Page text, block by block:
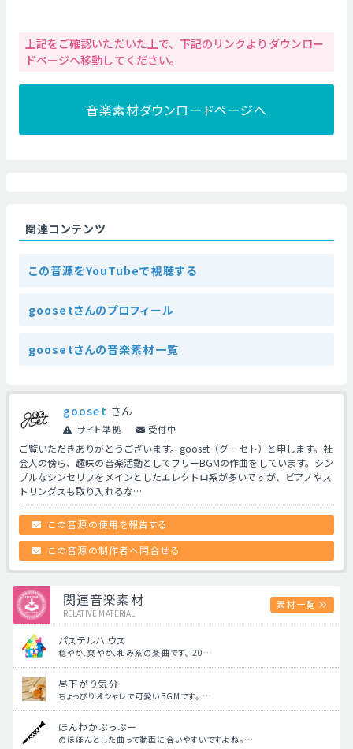
上記をご確認いただいた上で、下記のリンクよりダウンロー
ドページへ移動してください。
音楽素材ダウンロードページへ
関連コンテンツ
この音源をYouTubeで視聴する
goosetさんのプロフィール
goosetさんの音楽素材一覧
gooset さん
サイト準拠 受付中
ご覧いただきありがとうございます。gooset（グーセト）と申します。 ​社
会人の傍ら、趣味の音楽活動としてフリーBGMの作曲をしています。シン
プルなシンセリフをメインとしたエレクトロ系が多いですが、ピアノ​やス
トリングスも取り入れるな…
この音源の使用を報告する
この音源の制作者へ問合せる
関連音楽素材
RELATIVE MATERIAL
素材一覧
パステルハウス
穏やか、爽やか、和み系の楽曲です。 20…
昼下がり気分
ちょっぴりオシャレで可愛いBGMです。 …
ほんわかぷっぷー
のほほんとした曲って動画に合いやすいですよね。…